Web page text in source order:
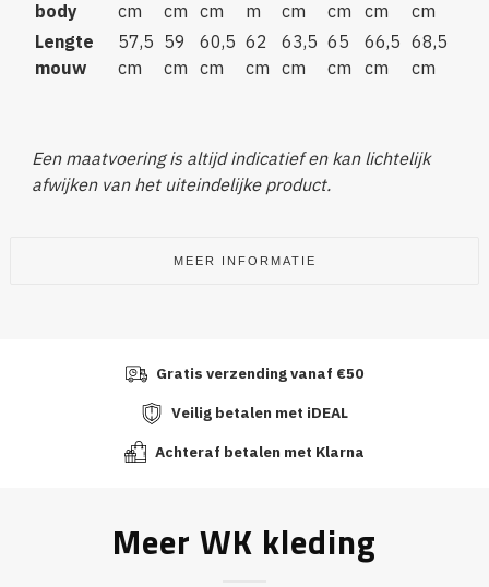
body cm cm cm m cm cm cm
cm
Lengte
mouw
57,5
cm
59
cm
60,5
cm
62
cm
63,5
cm
65
cm
66,5
cm
68,5
cm
Een maatvoering is altijd indicatief en kan lichtelijk
afwijken van het uiteindelijke product.
MEER INFORMATIE
Gratis verzending vanaf €50
Veilig betalen met iDEAL
Achteraf betalen met Klarna
Meer WK kleding